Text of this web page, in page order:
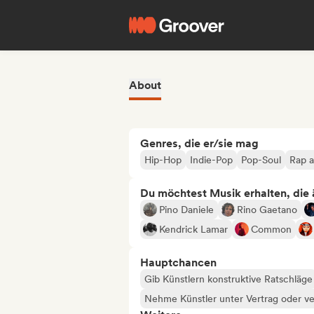
About
Genres, die er/sie mag
Hip-Hop Indie-Pop Pop-Soul Rap
Du möchtest Musik erhalten, die
Pino Daniele
Rino Gaetano
Kendrick Lamar
Common
Hauptchancen
Gib Künstlern konstruktive Ratschläge
Nehme Künstler unter Vertrag oder